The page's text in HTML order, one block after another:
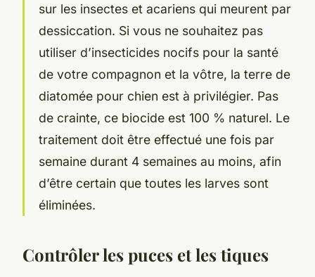
sur les insectes et acariens qui meurent par
dessiccation. Si vous ne souhaitez pas
utiliser d’insecticides nocifs pour la santé
de votre compagnon et la vôtre, la terre de
diatomée pour chien est à privilégier. Pas
de crainte, ce biocide est 100 % naturel. Le
traitement doit être effectué une fois par
semaine durant 4 semaines au moins, afin
d’être certain que toutes les larves sont
éliminées.
Contrôler les puces et les tiques